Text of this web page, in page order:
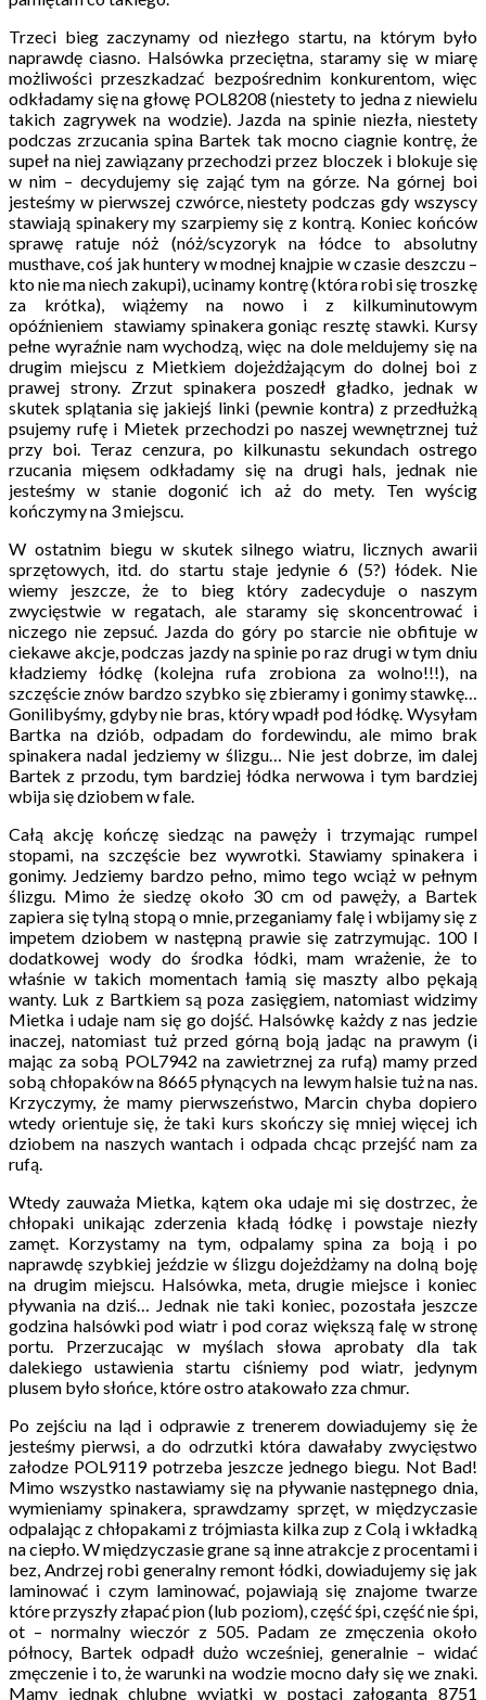
Trzeci bieg zaczynamy od niezłego startu, na którym było
naprawdę ciasno. Halsówka przeciętna, staramy się w miarę
możliwości przeszkadzać bezpośrednim konkurentom, więc
odkładamy się na głowę POL8208 (niestety to jedna z niewielu
takich zagrywek na wodzie). Jazda na spinie niezła, niestety
podczas zrzucania spina Bartek tak mocno ciagnie kontrę, że
supeł na niej zawiązany przechodzi przez bloczek i blokuje się
w nim – decydujemy się zająć tym na górze. Na górnej boi
jesteśmy w pierwszej czwórce, niestety podczas gdy wszyscy
stawiają spinakery my szarpiemy się z kontrą. Koniec końców
sprawę ratuje nóż (nóż/scyzoryk na łódce to absolutny
musthave, coś jak huntery w modnej knajpie w czasie deszczu –
kto nie ma niech zakupi), ucinamy kontrę (która robi się troszkę
za krótka), wiążemy na nowo i z kilkuminutowym
opóźnieniem stawiamy spinakera goniąc resztę stawki. Kursy
pełne wyraźnie nam wychodzą, więc na dole meldujemy się na
drugim miejscu z Mietkiem dojeżdżającym do dolnej boi z
prawej strony. Zrzut spinakera poszedł gładko, jednak w
skutek splątania się jakiejś linki (pewnie kontra) z przedłużką
psujemy rufę i Mietek przechodzi po naszej wewnętrznej tuż
przy boi. Teraz cenzura, po kilkunastu sekundach ostrego
rzucania mięsem odkładamy się na drugi hals, jednak nie
jesteśmy w stanie dogonić ich aż do mety. Ten wyścig
kończymy na 3 miejscu.
W ostatnim biegu w skutek silnego wiatru, licznych awarii
sprzętowych, itd. do startu staje jedynie 6 (5?) łódek. Nie
wiemy jeszcze, że to bieg który zadecyduje o naszym
zwycięstwie w regatach, ale staramy się skoncentrować i
niczego nie zepsuć. Jazda do góry po starcie nie obfituje w
ciekawe akcje, podczas jazdy na spinie po raz drugi w tym dniu
kładziemy łódkę (kolejna rufa zrobiona za wolno!!!), na
szczęście znów bardzo szybko się zbieramy i gonimy stawkę…
Gonilibyśmy, gdyby nie bras, który wpadł pod łódkę. Wysyłam
Bartka na dziób, odpadam do fordewindu, ale mimo brak
spinakera nadal jedziemy w ślizgu… Nie jest dobrze, im dalej
Bartek z przodu, tym bardziej łódka nerwowa i tym bardziej
wbija się dziobem w fale.
Całą akcję kończę siedząc na pawęży i trzymając rumpel
stopami, na szczęście bez wywrotki. Stawiamy spinakera i
gonimy. Jedziemy bardzo pełno, mimo tego wciąż w pełnym
ślizgu. Mimo że siedzę około 30 cm od pawęży, a Bartek
zapiera się tylną stopą o mnie, przeganiamy falę i wbijamy się z
impetem dziobem w następną prawie się zatrzymując. 100 l
dodatkowej wody do środka łódki, mam wrażenie, że to
właśnie w takich momentach łamią się maszty albo pękają
wanty. Luk z Bartkiem są poza zasięgiem, natomiast widzimy
Mietka i udaje nam się go dojść. Halsówkę każdy z nas jedzie
inaczej, natomiast tuż przed górną boją jadąc na prawym (i
mając za sobą POL7942 na zawietrznej za rufą) mamy przed
sobą chłopaków na 8665 płynących na lewym halsie tuż na nas.
Krzyczymy, że mamy pierwszeństwo, Marcin chyba dopiero
wtedy orientuje się, że taki kurs skończy się mniej więcej ich
dziobem na naszych wantach i odpada chcąc przejść nam za
rufą.
Wtedy zauważa Mietka, kątem oka udaje mi się dostrzec, że
chłopaki unikając zderzenia kładą łódkę i powstaje niezły
zamęt. Korzystamy na tym, odpalamy spina za boją i po
naprawdę szybkiej jeździe w ślizgu dojeżdżamy na dolną boję
na drugim miejscu. Halsówka, meta, drugie miejsce i koniec
pływania na dziś… Jednak nie taki koniec, pozostała jeszcze
godzina halsówki pod wiatr i pod coraz większą falę w stronę
portu. Przerzucając w myślach słowa aprobaty dla tak
dalekiego ustawienia startu ciśniemy pod wiatr, jedynym
plusem było słońce, które ostro atakowało zza chmur.
Po zejściu na ląd i odprawie z trenerem dowiadujemy się że
jesteśmy pierwsi, a do odrzutki która dawałaby zwycięstwo
załodze POL9119 potrzeba jeszcze jednego biegu. Not Bad!
Mimo wszystko nastawiamy się na pływanie następnego dnia,
wymieniamy spinakera, sprawdzamy sprzęt, w międzyczasie
odpalając z chłopakami z trójmiasta kilka zup z Colą i wkładką
na ciepło. W międzyczasie grane są inne atrakcje z procentami i
bez, Andrzej robi generalny remont łódki, dowiadujemy się jak
laminować i czym laminować, pojawiają się znajome twarze
które przyszły złapać pion (lub poziom), część śpi, część nie śpi,
ot – normalny wieczór z 505. Padam ze zmęczenia około
północy, Bartek odpadł dużo wcześniej, generalnie – widać
zmęczenie i to, że warunki na wodzie mocno dały się we znaki.
Mamy jednak chlubne wyjątki w postaci załoganta 8751